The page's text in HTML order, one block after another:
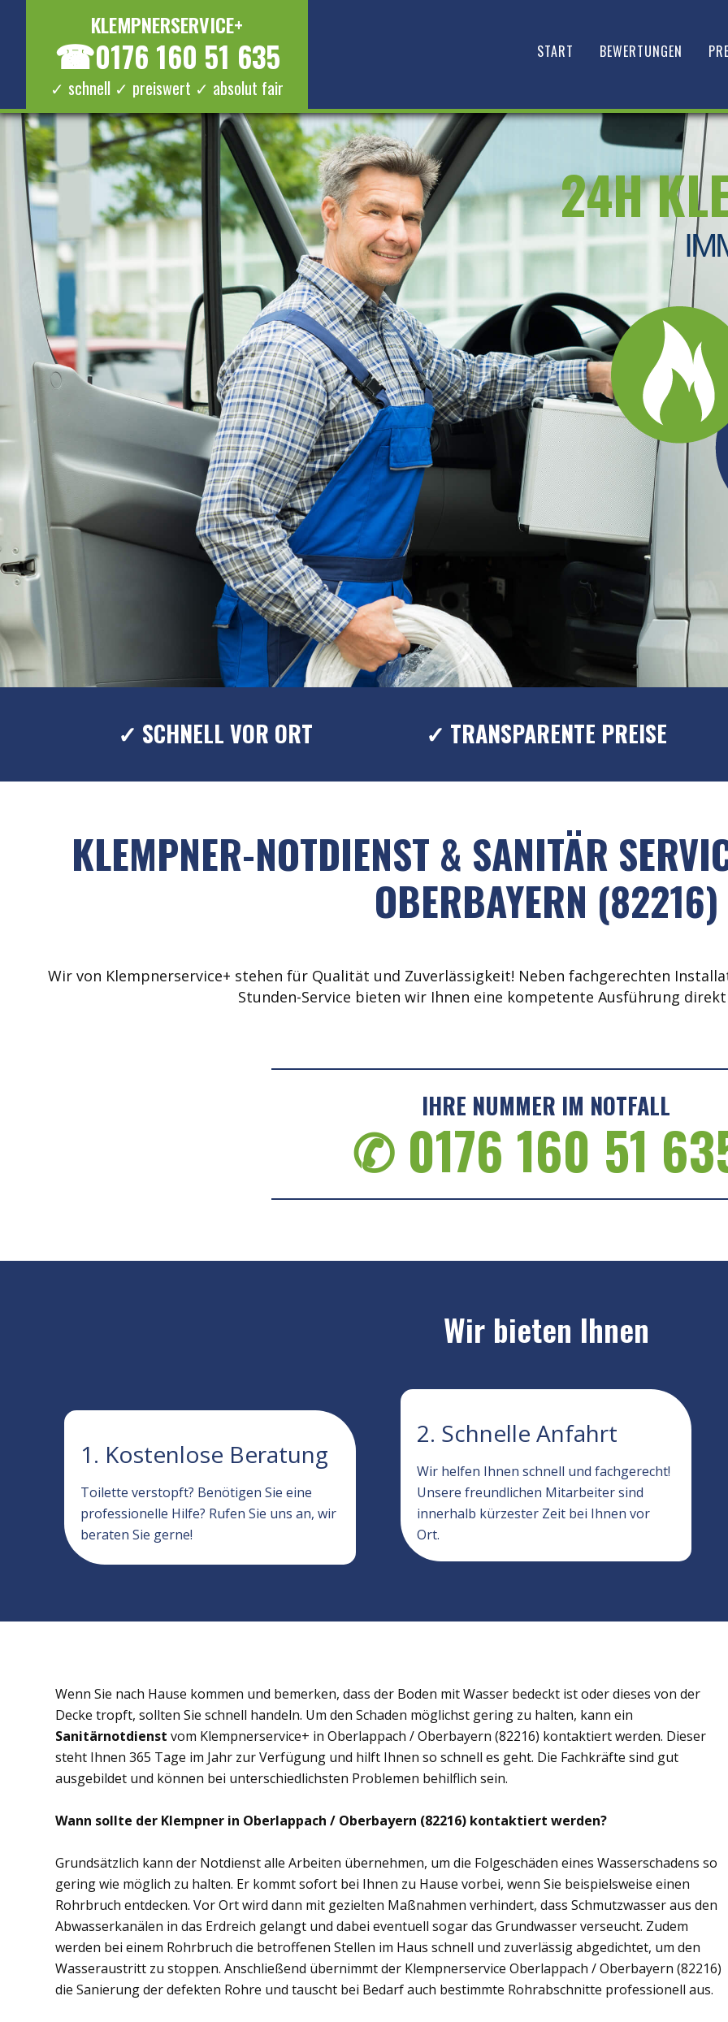
KLEMPNERSERVICE+
☎0176 160 51 635
✓ schnell ✓ preiswert ✓ absolut fair
START BEWERTUNGEN
24H
✓ SCHNELL VOR ORT ✓ TRANSPARENTE PREISE
KLEMPNER-NOTDIENST & SANITÄR
OBERBAYERN (82216)
Wir von Klempnerservice+ stehen für Qualität und Zuverlässigkeit! Neben fachgerechten
Stunden-Service bieten wir Ihnen eine kompetente Ausführung
IHRE NUMMER IM NOTFALL
✆ 0176 160 51
Wir bieten Ihnen
1. Kostenlose Beratung
Toilette verstopft? Benötigen Sie eine
professionelle Hilfe? Rufen Sie uns an, wir
beraten Sie gerne!
2. Schnelle Anfahrt
Wir helfen Ihnen schnell und fachgerecht!
Unsere freundlichen Mitarbeiter sind
innerhalb kürzester Zeit bei Ihnen vor
Ort.
Wenn Sie nach Hause kommen und bemerken, dass der Boden mit Wasser bedeckt ist oder dieses von der
Decke tropft, sollten Sie schnell handeln. Um den Schaden möglichst gering zu halten, kann ein
Sanitärnotdienst vom Klempnerservice+ in Oberlappach / Oberbayern (82216) kontaktiert werden. Dieser
steht Ihnen 365 Tage im Jahr zur Verfügung und hilft Ihnen so schnell es geht. Die Fachkräfte sind gut
ausgebildet und können bei unterschiedlichsten Problemen behilflich sein.
Wann sollte der Klempner in Oberlappach / Oberbayern (82216) kontaktiert werden?
Grundsätzlich kann der Notdienst alle Arbeiten übernehmen, um die Folgeschäden eines Wasserschadens so
gering wie möglich zu halten. Er kommt sofort bei Ihnen zu Hause vorbei, wenn Sie beispielsweise einen
Rohrbruch entdecken. Vor Ort wird dann mit gezielten Maßnahmen verhindert, dass Schmutzwasser aus den
Abwasserkanälen in das Erdreich gelangt und dabei eventuell sogar das Grundwasser verseucht. Zudem
werden bei einem Rohrbruch die betroffenen Stellen im Haus schnell und zuverlässig abgedichtet, um den
Wasseraustritt zu stoppen. Anschließend übernimmt der Klempnerservice Oberlappach / Oberbayern (82216)
die Sanierung der defekten Rohre und tauscht bei Bedarf auch bestimmte Rohrabschnitte professionell aus.